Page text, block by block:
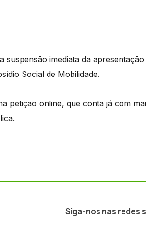
suspensão imediata da
Social de Mobilidade.
petição online, que conta já com
Siga-nos nas redes